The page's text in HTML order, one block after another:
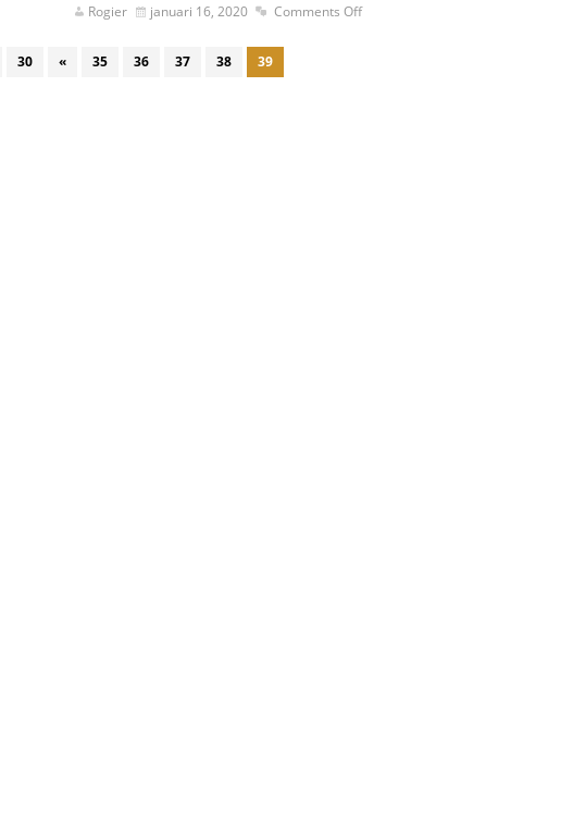
Rogier januari 16, 2020 Comments Off
30 « 35 36 37 38 39